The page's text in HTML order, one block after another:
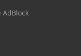
AdBlock